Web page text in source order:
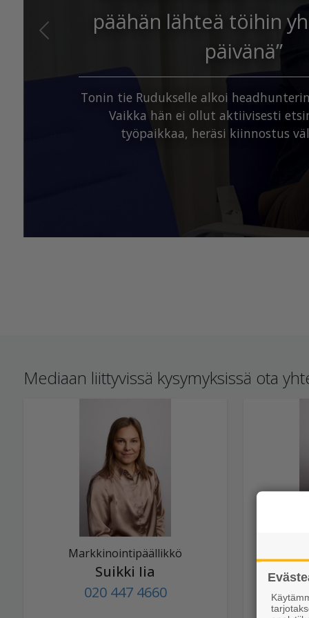
päähän lähteä töihin
päivänä”
Tonin tie Rudukselle alkoi
Vaikka hän ei ollut aktiivisesti
työpaikkaa, heräsi kiinnostus
Edellinen
Mediaan liittyvissä kysymyksissä ota
Markkinointipäällikkö
Suikki Iia
020 447 4660